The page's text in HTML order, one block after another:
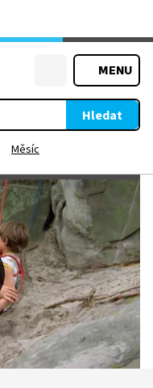
MENU
Hledat
Měsíc